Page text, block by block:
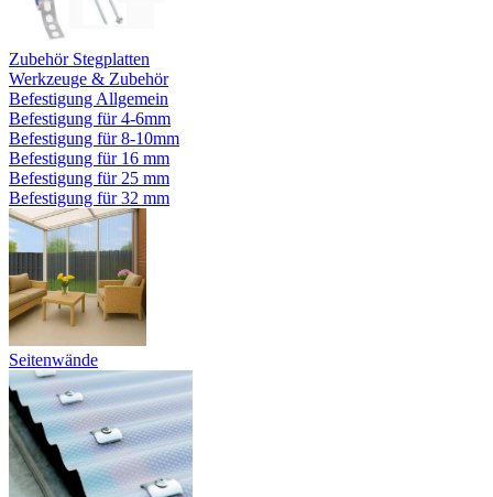
Zubehör Stegplatten
Werkzeuge & Zubehör
Befestigung Allgemein
Befestigung für 4-6mm
Befestigung für 8-10mm
Befestigung für 16 mm
Befestigung für 25 mm
Befestigung für 32 mm
Seitenwände